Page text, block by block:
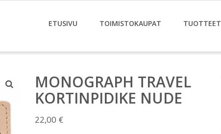
ETUSIVU TOIMISTOKAUPAT TUOTTEET
MONOGRAPH TRAVEL
KORTINPIDIKE NUDE
22,00 €